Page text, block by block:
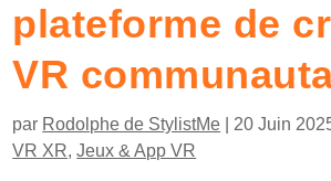
plateforme de
VR
par Rodolphe de StylistMe 20 Juin
VR XR,Jeux & App VR